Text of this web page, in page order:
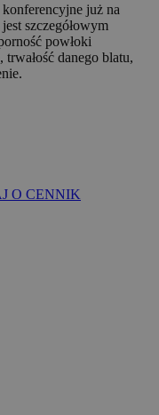
już na
szczegółowym
powłoki
danego blatu,
O CENNIK